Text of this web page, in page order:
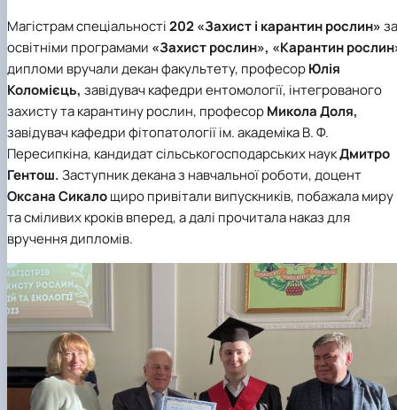
Магістрам спеціальності202 «Захист і карантин рослин»за
освітніми програмами «Захист рослин», «Карантин
дипломи вручали декан факультету, професорЮлія
Коломієць, завідувач кафедри ентомології, інтегрованого
захисту та карантину рослин, професорМикола Доля,
завідувач кафедри фітопатології ім. академіка В. Ф.
Пересипкіна, кандидат сільськогосподарських наукДмитро
Гентош.Заступник декана з навчальної роботи, доцент
Оксана Сикалощиро привітали випускників, побажала миру
та сміливих кроків вперед, а далі прочитала наказ для
вручення дипломів.